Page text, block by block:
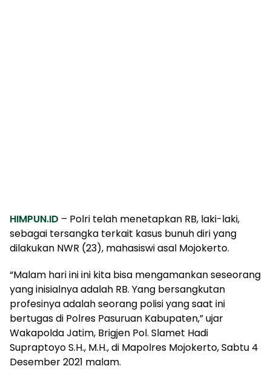
HIMPUN.ID – Polri telah menetapkan RB, laki-laki,
sebagai tersangka terkait kasus bunuh diri yang
dilakukan NWR (23), mahasiswi asal Mojokerto.
“Malam hari ini ini kita bisa mengamankan seseorang
yang inisialnya adalah RB. Yang bersangkutan
profesinya adalah seorang polisi yang saat ini
bertugas di Polres Pasuruan Kabupaten,” ujar
Wakapolda Jatim, Brigjen Pol. Slamet Hadi
Supraptoyo S.H., M.H., di Mapolres Mojokerto, Sabtu 4
Desember 2021 malam.